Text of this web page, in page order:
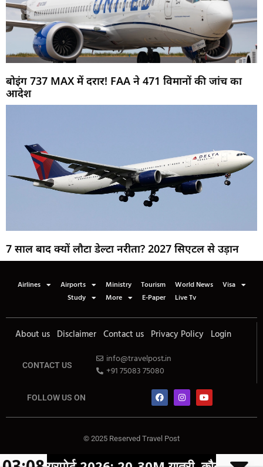
बोइंग 737 MAX में दरार! FAA ने 471 विमानों की जांच का
आदेश
7 साल बाद क्यों लौटा डेल्टा नरीता? 2027 सिएटल से उड़ान
Airlines Airports Ministry Tourism World News
Visa
Study
More E-Paper Live Tv
About us Disclaimer Contact us Privacy Policy Login
CONTACT US
info@travelpost.in
+91 75083 75080
FOLLOW US ON
© 2025 Reserved Travel Post